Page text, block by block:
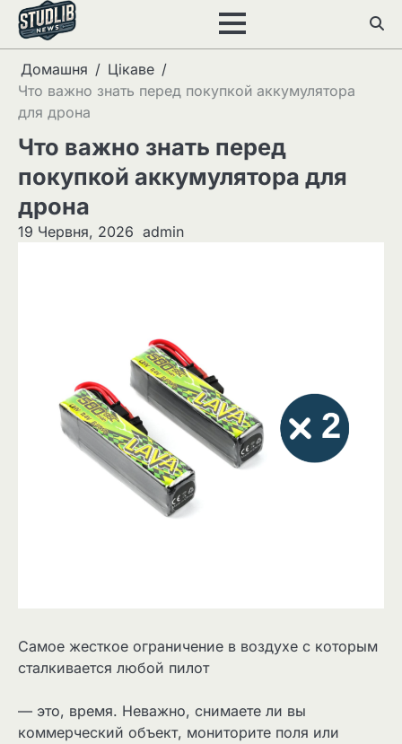
Перейти
вмісту
Домашня
Цікаве
Что важно знать перед покупкой аккумулятора
для дрона
Что важно знать перед
покупкой аккумулятора для
дрона
19 Червня, 2026 admin
Самое жесткое ограничение в воздухе с которым
сталкивается любой пилот
— это, время. Неважно, снимаете ли вы
коммерческий объект, мониторите поля или